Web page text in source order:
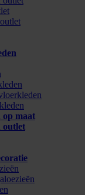
op maat
outlet